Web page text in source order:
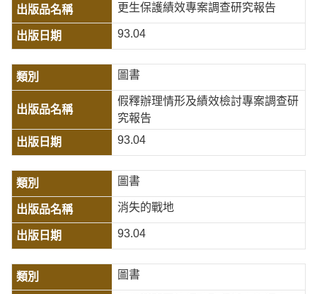
更生保護績效專案調查研究報告
93.04
圖書
假釋辦理情形及績效檢討專案調查研
究報告
93.04
圖書
消失的戰地
93.04
圖書